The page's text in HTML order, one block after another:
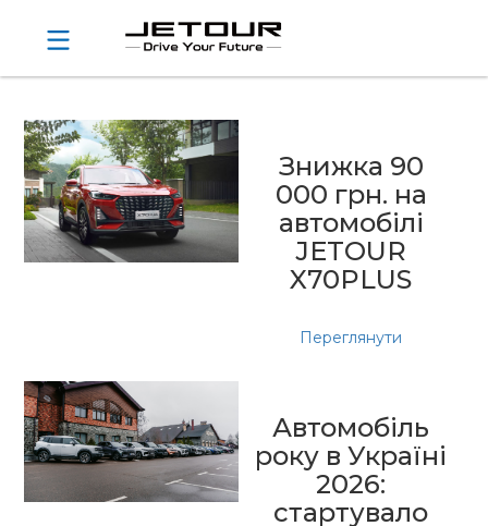
Знижка 90
000 грн. на
автомобілі
JETOUR
X70PLUS
Переглянути
Автомобіль
року в Україні
2026:
стартувало